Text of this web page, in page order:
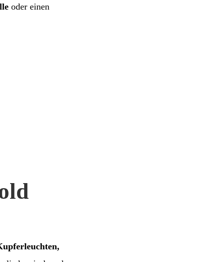
oder einen